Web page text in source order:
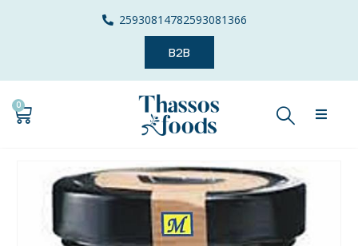
25930814782593081366
B2B
0